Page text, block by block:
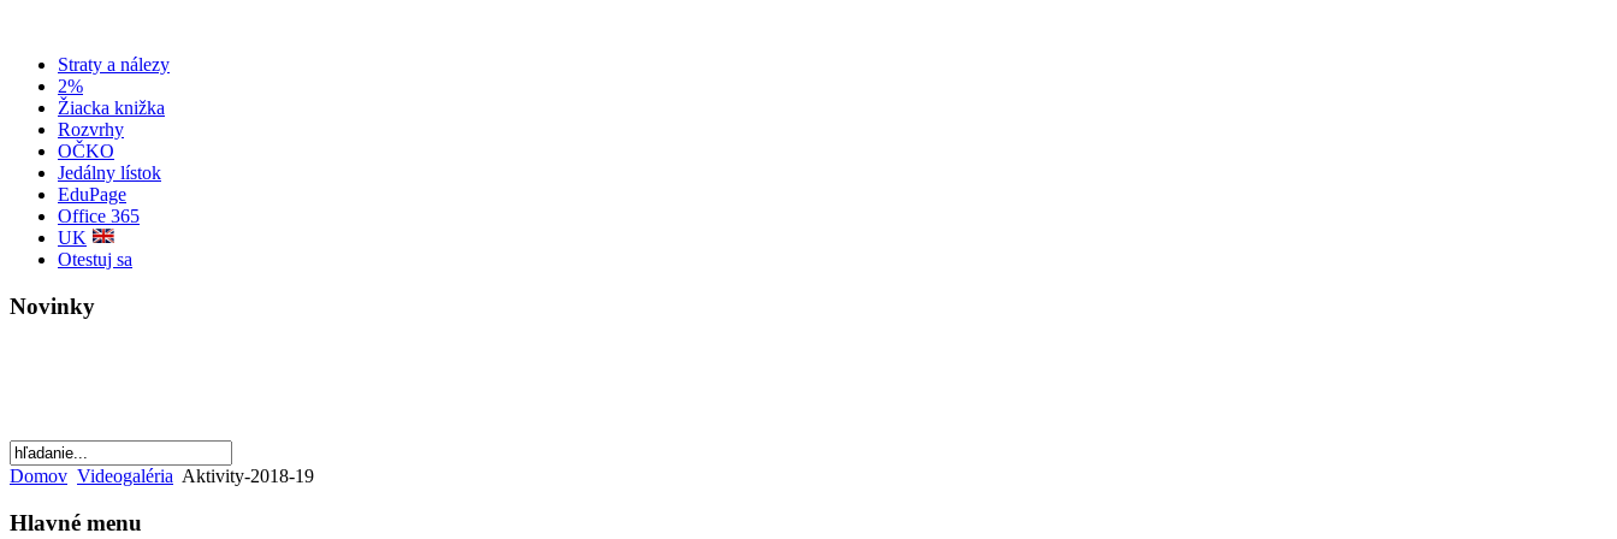
Straty a nálezy
2%
Žiacka knižka
Rozvrhy
OČKO
Jedálny lístok
EduPage
Office 365
UK
Otestuj sa
Novinky
Domov Videogaléria Aktivity-2018-19
Hlavné menu